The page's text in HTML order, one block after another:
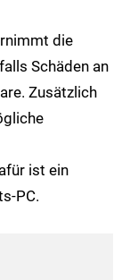
die
Schäden an
Zusätzlich
ist ein
PC.